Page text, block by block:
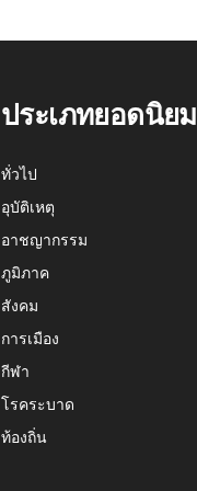
ประเภทยอดนิยม
ทั่วไป
อุบัติเหตุ
อาชญากรรม
ภูมิภาค
สังคม
การเมือง
กีฬา
โรคระบาด
ท้องถิ่น